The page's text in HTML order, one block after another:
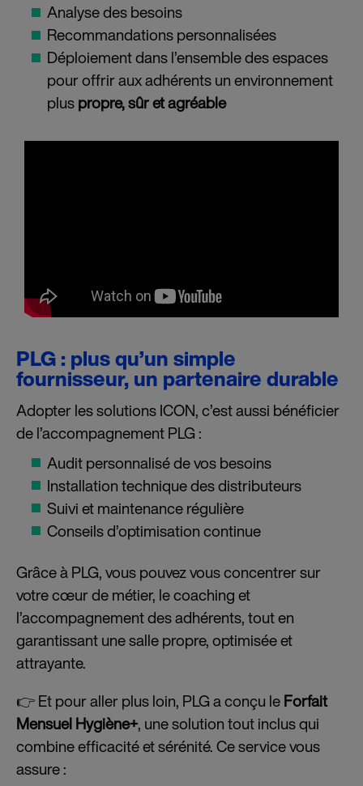
Analyse des besoins
Recommandations personnalisées
Déploiement dans l’ensemble des espaces
pour offrir aux adhérents un environnement
pluspropre, sûr et agréable
PLG : plus qu’un simple
fournisseur, un partenaire durable
Adopter les solutions ICON, c’est aussi bénéficier
de l’accompagnement PLG :
Audit personnalisé de vos besoins
Installation technique des distributeurs
Suivi et maintenance régulière
Conseils d’optimisation continue
Grâce à PLG, vous pouvez vous concentrer sur
votre cœur de métier, le coaching et
l’accompagnement des adhérents, tout en
garantissant une salle propre, optimisée et
attrayante.
👉 Et pour aller plus loin, PLG a conçu leForfait
Mensuel Hygiène+, une solution tout inclus qui
combine efficacité et sérénité. Ce service vous
assure :